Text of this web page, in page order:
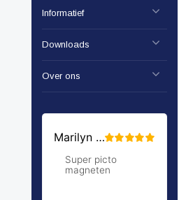
Informatief
Downloads
Over ons